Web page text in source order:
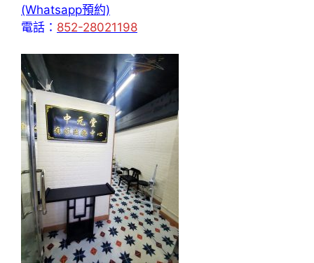
(Whatsapp預約)
電話： 852-28021198